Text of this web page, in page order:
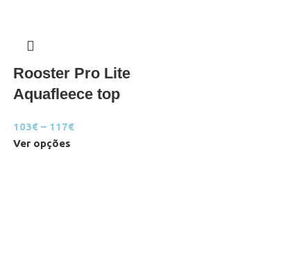
Rooster Pro Lite
Aquafleece top
103€ – 117€
Ver opções